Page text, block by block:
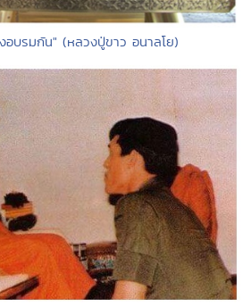
อบรมกัน" (หลวงปู่ขาว อนาลโย)